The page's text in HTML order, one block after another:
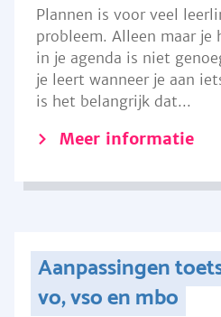
Plannen is voor veel
probleem. Alleen maar je
in je agenda is niet
je leert wanneer je aan
is het belangrijk dat...
Meer informatie
Aanpassingen
vo, vso en mbo